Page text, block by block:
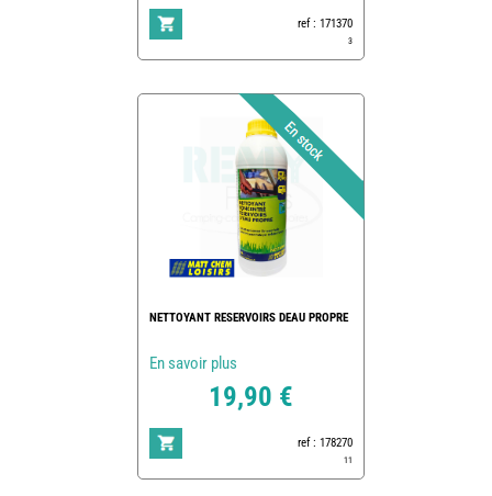
ref : 171370
3
NETTOYANT RESERVOIRS DEAU PROPRE
En savoir plus
19,90 €
ref : 178270
11